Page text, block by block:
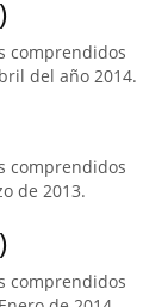
comprendidos
del año 2014.
comprendidos
de 2013.
comprendidos